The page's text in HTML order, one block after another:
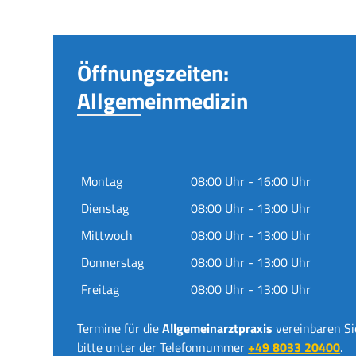
Öffnungszeiten:
Allgemeinmedizin
Montag
08:00 Uhr - 16:00 Uhr
Dienstag
08:00 Uhr - 13:00 Uhr
Mittwoch
08:00 Uhr - 13:00 Uhr
Donnerstag
08:00 Uhr - 13:00 Uhr
Freitag
08:00 Uhr - 13:00 Uhr
Termine für dieAllgemeinarztpraxis vereinbaren
bitte unter der Telefonnummer+49 8033 20400.